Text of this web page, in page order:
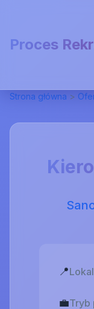
Proces
Strona główna >
📍
💼Tryb